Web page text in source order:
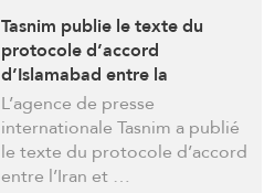
Tasnim publie le texte du
protocole d’accord
d’Islamabad entre la
République islamique d’Iran et
les États-Unis
L’agence de presse
internationale Tasnim a publié
le texte du protocole d’accord
entre l’Iran et …